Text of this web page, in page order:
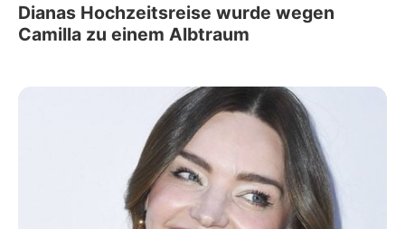
Dianas Hochzeitsreise wurde wegen
Camilla zu einem Albtraum